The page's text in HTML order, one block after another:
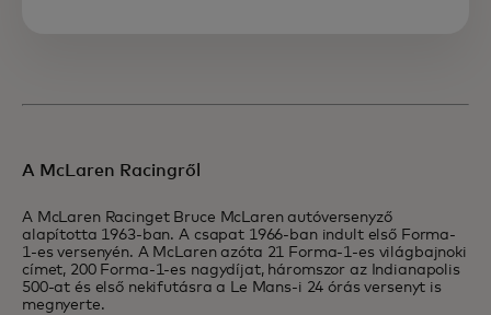
A McLaren Racingről
A McLaren Racinget Bruce McLaren autóversenyző
alapította 1963-ban. A csapat 1966-ban indult első Forma-
1-es versenyén. A McLaren azóta 21 Forma-1-es világbajnoki
címet, 200 Forma-1-es nagydíjat, háromszor az Indianapolis
500-at és első nekifutásra a Le Mans-i 24 órás versenyt is
megnyerte.